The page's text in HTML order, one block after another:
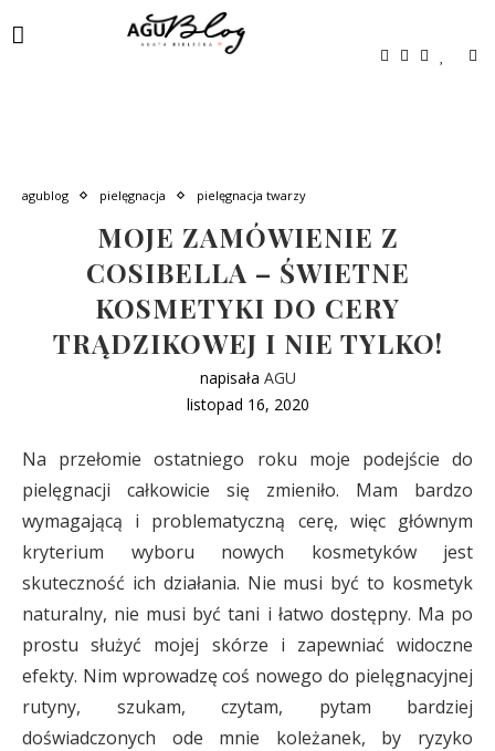
agublog pielęgnacja pielęgnacja twarzy
MOJE ZAMÓWIENIE Z
COSIBELLA – ŚWIETNE
KOSMETYKI DO CERY
TRĄDZIKOWEJ I NIE TYLKO!
napisała AGU
listopad 16, 2020
Na przełomie ostatniego roku moje podejście do
pielęgnacji całkowicie się zmieniło. Mam bardzo
wymagającą i problematyczną cerę, więc głównym
kryterium wyboru nowych kosmetyków jest
skuteczność ich działania. Nie musi być to kosmetyk
naturalny, nie musi być tani i łatwo dostępny. Ma po
prostu służyć mojej skórze i zapewniać widoczne
efekty. Nim wprowadzę coś nowego do pielęgnacyjnej
rutyny, szukam, czytam, pytam bardziej
doświadczonych ode mnie koleżanek, by ryzyko